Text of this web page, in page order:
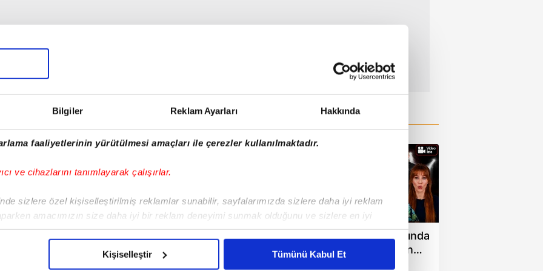
Bilgiler Reklam Ayarları Hakkında
faaliyetlerinin yürütülmesi amaçları ile çerezler kullanılmaktadır.
ve cihazlarını tanımlayarak çalışırlar.
sizlere özel kişiselleştirilmiş reklamlar sunabilir, sayfalarımızda sizlere daha iyi reklam
amacımızın size daha iyi bir reklam deneyimi sunmak olduğunu ve sizlere en iyi
gelen çabayı gösterdiğimizi ve bu noktada, reklamların maliyetlerimizi karşılamak
Kişiselleştir Tümünü Kabul Et
CHP'li belediye İzmir'i
Kütahya'da iki otomobil
kafa kafaya çarpıştı:
Ayşe Yalçın hayatını
01:59
Ahbap soruşturmasında
ünlüler çark etti: Dün